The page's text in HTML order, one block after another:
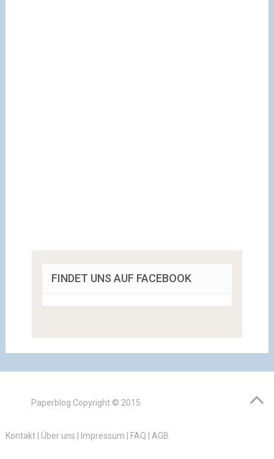
FINDET UNS AUF FACEBOOK
Paperblog Copyright © 2015.
Kontakt| Über uns Impressum FAQ AGB